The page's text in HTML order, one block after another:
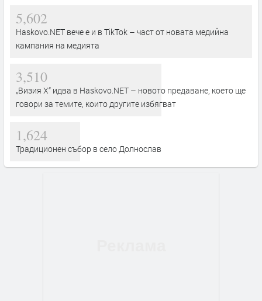
5,602
Haskovo.NET вече е и в TikTok – част от новата медийна
кампания на медията
3,510
„Визия Х“ идва в Haskovo.NET – новото предаване, което ще
говори за темите, които другите избягват
1,624
Традиционен събор в село Долнослав